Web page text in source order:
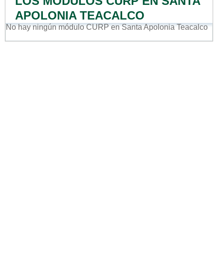
APOLONIA TEACALCO
No hay ningún módulo CURP en Santa Apolonia Teacalco